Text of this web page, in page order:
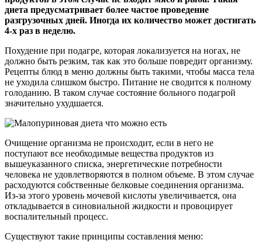
диета предусматривает более частое проведение
разгрузочных дней. Иногда их количество может достигать
4-х раз в неделю.
Похудение при подагре, которая локализуется на ногах, не
должно быть резким, так как это больше повредит организму.
Рецепты блюд в меню должны быть такими, чтобы масса тела
не уходила слишком быстро. Питание не сводится к полному
голоданию. В таком случае состояние больного подагрой
значительно ухудшается.
Очищение организма не происходит, если в него не
поступают все необходимые вещества продуктов из
вышеуказанного списка, энергетические потребности
человека не удовлетворяются в полном объеме. В этом случае
расходуются собственные белковые соединения организма.
Из-за этого уровень мочевой кислоты увеличивается, она
откладывается в синовиальной жидкости и провоцирует
воспалительный процесс.
Существуют такие принципы составления меню: